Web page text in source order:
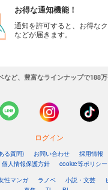
お得な通知機能！
通知を許可すると、お得な
などが届きます。
など、豊富なラインナップで188万
ログイン
る質問) お問い合わせ 採用情報
個人情報保護方針
cookie等ポリシー
性マンガ ラノベ 小説・文芸